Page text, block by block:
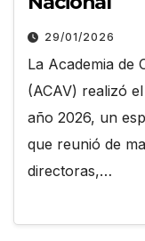
29/01/2026
La Academia de
(ACAV) realizó
año 2026, un
que reunió de
directoras,…